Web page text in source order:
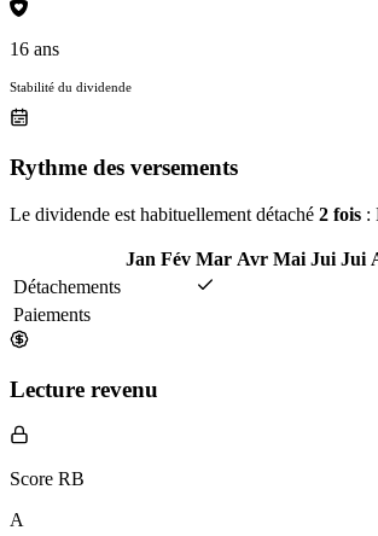
16 ans
Stabilité du dividende
Rythme des versements
Le dividende est habituellement détaché 2 fois :
Jan Fév Mar Avr Mai Jui Jui
Détachements
Paiements
Lecture revenu
Score RB
A